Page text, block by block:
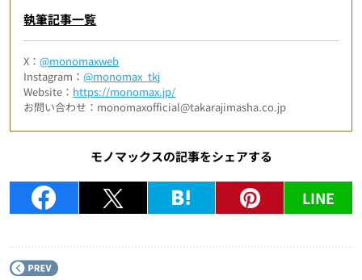
執筆記事一覧
X：@monomaxweb
Instagram：@monomax_tkj
Website： https://monomax.jp/
お問い合わせ：monomaxofficial@takarajimasha.co.jp
モノマックスの記事をシェアする
LINE